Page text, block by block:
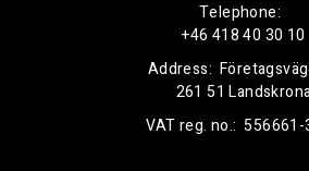
Telephone:
+46 418 40 30 10
Address:
261 51
VAT reg. no.: 556661-